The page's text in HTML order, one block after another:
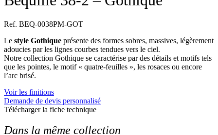
Ref. BEQ-0038PM-GOT
Le style Gothique présente des formes sobres, massives, légèrement
adoucies par les lignes courbes tendues vers le ciel.
Notre collection Gothique se caractérise par des détails et motifs tels
que les pointes, le motif « quatre-feuilles », les rosaces ou encore
l’arc brisé.
Voir les finitions
Demande de devis personnalisé
Télécharger la fiche technique
Dans la même collection